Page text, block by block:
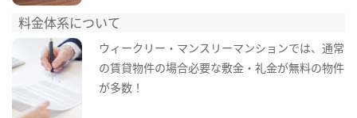
料金体系について
ウィークリー・マンスリーマンションでは、通常
の賃貸物件の場合必要な敷金・礼金が無料の物件
が多数！